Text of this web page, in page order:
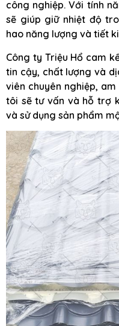
công nghiệp. Với tính
sẽ giúp giữ nhiệt độ
hao năng lượng và tiết
Công ty Triệu Hổ cam
tin cậy, chất lượng và
viên chuyên nghiệp,
tôi sẽ tư vấn và hỗ trợ
và sử dụng sản phẩm